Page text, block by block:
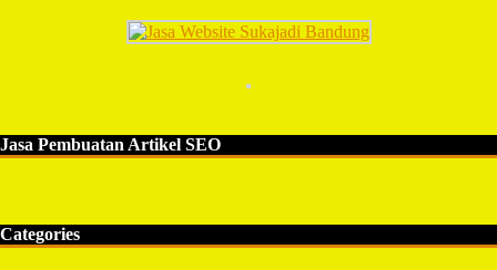
Jasa Pembuatan Artikel SEO
Categories